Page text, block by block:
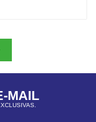
MAIL